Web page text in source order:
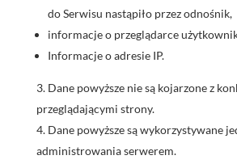
do Serwisu nastąpiło przez odnośnik,
informacje o przeglądarce
Informacje o adresie IP.
Dane powyższe nie są kojarzone z
przeglądającymi strony.
Dane powyższe są wykorzystywane
administrowania serwerem.